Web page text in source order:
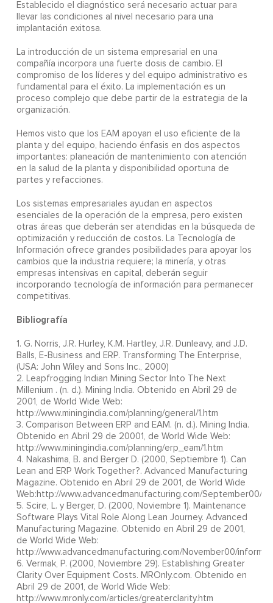
Establecido el diagnóstico será necesario actuar para
llevar las condiciones al nivel necesario para una
implantación exitosa.
La introducción de un sistema empresarial en una
compañía incorpora una fuerte dosis de cambio. El
compromiso de los líderes y del equipo administrativo es
fundamental para el éxito. La implementación es un
proceso complejo que debe partir de la estrategia de la
organización.
Hemos visto que los EAM apoyan el uso eficiente de la
planta y del equipo, haciendo énfasis en dos aspectos
importantes: planeación de mantenimiento con atención
en la salud de la planta y disponibilidad oportuna de
partes y refacciones.
Los sistemas empresariales ayudan en aspectos
esenciales de la operación de la empresa, pero existen
otras áreas que deberán ser atendidas en la búsqueda de
optimización y reducción de costos. La Tecnología de
Información ofrece grandes posibilidades para apoyar los
cambios que la industria requiere; la minería, y otras
empresas intensivas en capital, deberán seguir
incorporando tecnología de información para permanecer
competitivas.
Bibliografía
1. G. Norris, J.R. Hurley, K.M. Hartley, J.R. Dunleavy, and J.D.
Balls, E-Business and ERP. Transforming The Enterprise,
(USA: John Wiley and Sons Inc., 2000)
2. Leapfrogging Indian Mining Sector Into The Next
Millenium . (n. d.). Mining India. Obtenido en Abril 29 de
2001, de World Wide Web:
http://www.miningindia.com/planning/general/1.htm
3. Comparison Between ERP and EAM. (n. d.). Mining India.
Obtenido en Abril 29 de 20001, de World Wide Web:
http://www.miningindia.com/planning/erp_eam/1.htm
4. Nakashima, B. and Berger D. (2000, Septiembre 1). Can
Lean and ERP Work Together?. Advanced Manufacturing
Magazine. Obtenido en Abril 29 de 2001, de World Wide
Web:http://www.advancedmanufacturing.com/September00/
5. Scire, L. y Berger, D. (2000, Noviembre 1). Maintenance
Software Plays Vital Role Along Lean Journey. Advanced
Manufacturing Magazine. Obtenido en Abril 29 de 2001,
de World Wide Web:
http://www.advancedmanufacturing.com/November00/
6. Vermak, P. (2000, Noviembre 29). Establishing Greater
Clarity Over Equipment Costs. MROnly.com. Obtenido en
Abril 29 de 2001, de World Wide Web:
http://www.mronly.com/articles/greaterclarity.htm